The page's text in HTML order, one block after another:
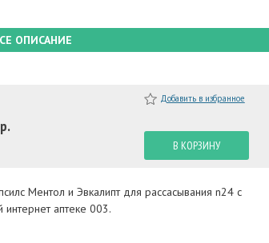
ОПИСАНИЕ
Добавить в избранное
В КОРЗИНУ
Ментол и Эвкалипт для рассасывания n24 с
аптеке 003.